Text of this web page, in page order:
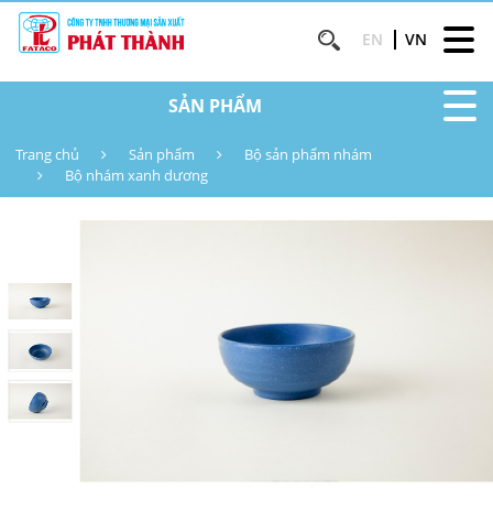
EN VN
SẢN PHẨM
Trang chủ Sản phẩm
Bộ sản phẩm nhám
Bộ nhám xanh dương